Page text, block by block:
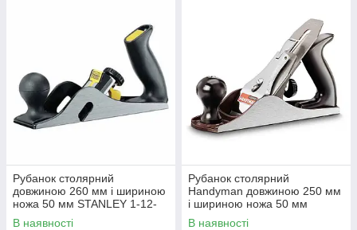
Рубанок столярний
довжиною 260 мм і шириною
ножа 50 мм STANLEY 1-12-
100
В наявності
Рубанок столярний
Handyman довжиною 250 мм
і шириною ножа 50 мм
STANLEY 1-12-204
В наявності